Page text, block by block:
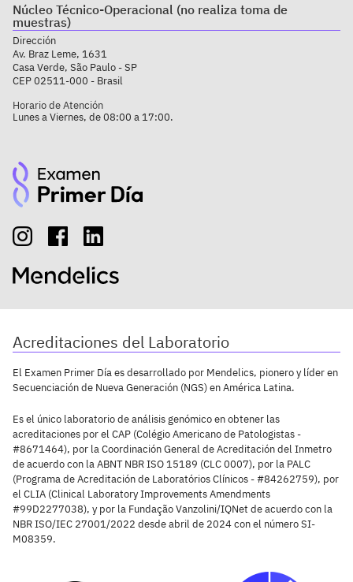
Núcleo Técnico-Operacional (no realiza toma de
muestras)
Dirección
Av. Braz Leme, 1631
Casa Verde, São Paulo - SP
CEP 02511-000 - Brasil
Horario de Atención
Lunes a Viernes, de 08:00 a 17:00.
Acreditaciones del Laboratorio
El Examen Primer Día es desarrollado por Mendelics, pionero y líder en
Secuenciación de Nueva Generación (NGS) en América Latina.
Es el único laboratorio de análisis genómico en obtener las
acreditaciones por el CAP (Colégio Americano de Patologistas -
#8671464), por la Coordinación General de Acreditación del Inmetro
de acuerdo con la ABNT NBR ISO 15189 (CLC 0007), por la PALC
(Programa de Acreditación de Laboratórios Clínicos - #84262759), por
el CLIA (Clinical Laboratory Improvements Amendments
#99D2277038), y por la Fundação Vanzolini/IQNet de acuerdo con la
NBR ISO/IEC 27001/2022 desde abril de 2024 con el número SI-
M08359.